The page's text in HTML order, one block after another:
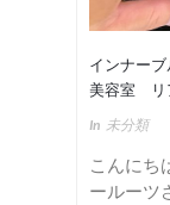
インナー
美容室 リ
In 未分類
こんにち
ールーツ